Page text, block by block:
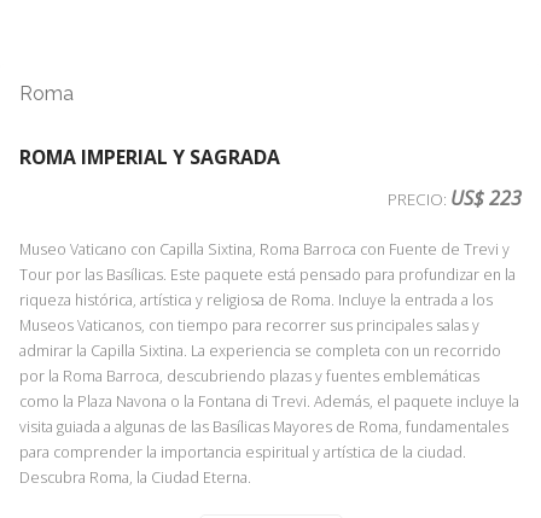
las aguas de una ciudad de más de 1200 años .Esta embarcación, la
y uno de los iconos más reconocibles del mundo. En el pasado era el
reyes de Europa querían tener góndolas en los lagos y canales de sus
especial que recorre parte del Canal Grande, la avenida más elegante
de la ciudad. Pero también también nos adentraremos en los pequeños
canales, muchos de los cuales sólo son accesibles en barco. En estos
estrechos, tendremos la mejor oportunidad de ver al gondolero, con su
uniforme tradicional, demostrar sus habilidades para navegar con la
embarcación por curvas cerradas y bajo hermosos puentes. Para que la
excursión sea perfecta, nuestro cortejo de góndolas estará acompañado
por músicos que con sus canciones tradicionales crearán la banda
sonora de su visita a Venecia.
Roma
ROMA IMPERIAL Y SAGRADA
PRECIO: US$ 223
Museo Vaticano con Capilla Sixtina, Roma Barroca con Fuente de Trevi y
Tour por las Basílicas. Este paquete está pensado para profundizar en la
riqueza histórica, artística y religiosa de Roma. Incluye la entrada a los
Museos Vaticanos, con tiempo para recorrer sus principales salas y
admirar la Capilla Sixtina. La experiencia se completa con un recorrido
por la Roma Barroca, descubriendo plazas y fuentes emblemáticas
como la Plaza Navona o la Fontana di Trevi. Además, el paquete incluye la
visita guiada a algunas de las Basílicas Mayores de Roma, fundamentales
para comprender la importancia espiritual y artística de la ciudad.
Descubra Roma, la Ciudad Eterna.